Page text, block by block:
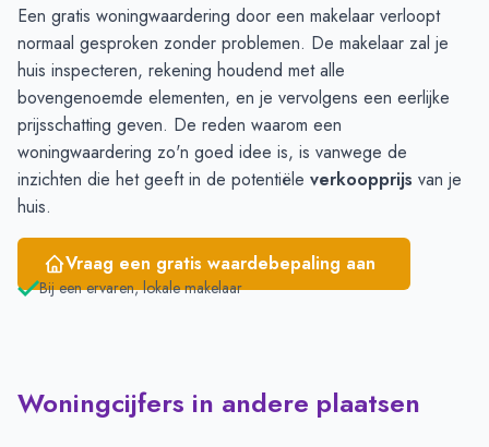
Een gratis woningwaardering door een makelaar verloopt
normaal gesproken zonder problemen. De makelaar zal je
huis inspecteren, rekening houdend met alle
bovengenoemde elementen, en je vervolgens een eerlijke
prijsschatting geven. De reden waarom een
woningwaardering zo'n goed idee is, is vanwege de
inzichten die het geeft in de potentiële verkoopprijs van je
huis.
Vraag een gratis waardebepaling aan
Bij een ervaren, lokale makelaar
Woningcijfers in andere plaatsen